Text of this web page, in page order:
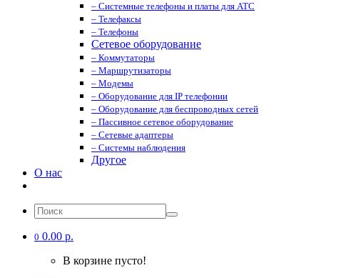
– Системные телефоны и платы для АТС
– Телефаксы
– Телефоны
Сетевое оборудование
– Коммутаторы
– Маршрутизаторы
– Модемы
– Оборудование для IP телефонии
– Оборудование для беспроводных сетей
– Пассивное сетевое оборудование
– Сетевые адаптеры
– Системы наблюдения
Другое
О нас
0 0.00 р.
В корзине пусто!